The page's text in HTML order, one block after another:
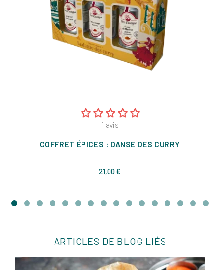
1 avis
COFFRET ÉPICES : DANSE DES CURRY
21,00 €
ARTICLES DE BLOG LIÉS